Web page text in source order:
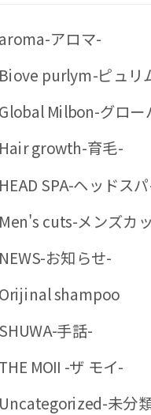
aroma-アロマ-
へ-
Biove purlym-ピュリ
ル-
Global Milbon-グロー
Hair growth-育毛-
HEAD SPA-ヘッドス
ナボタニカルカラー-
Men's cuts-メンズカ
-
NEWS-お知らせ-
ルハイブライトカラ
Orijinal shampoo
SHUWA-手話-
THE MOII -ザ モイ-
Uncategorized-未分